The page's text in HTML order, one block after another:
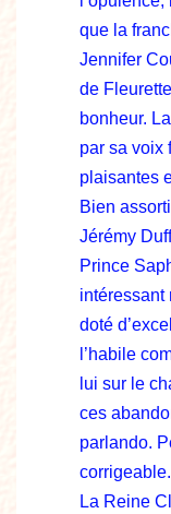
que la
Jennifer
de
bonheur.
par sa voix
plaisantes
Bien
Jérémy
Prince
intéressant
doté
l’habile
lui sur le
ces
parlando.
corrigeable.
La Reine